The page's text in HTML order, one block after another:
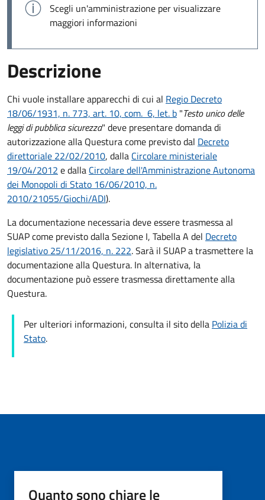
Scegli un'amministrazione per visualizzare
maggiori informazioni
Descrizione
Chi vuole installare apparecchi di cui al Regio Decreto
18/06/1931, n. 773, art. 10, com. 6, let. b "Testo unico delle
leggi di pubblica sicurezza" deve presentare domanda di
autorizzazione alla Questura come previsto dal Decreto
direttoriale 22/02/2010, dalla Circolare ministeriale
19/04/2012 e dalla Circolare dell'Amministrazione Autonoma
dei Monopoli di Stato 16/06/2010, n.
2010/21055/Giochi/ADI).
La documentazione necessaria deve essere trasmessa al
SUAP come previsto dalla Sezione I, Tabella A del Decreto
legislativo 25/11/2016, n. 222. Sarà il SUAP a trasmettere la
documentazione alla Questura. In alternativa, la
documentazione può essere trasmessa direttamente alla
Questura.
Per ulteriori informazioni, consulta il sito della Polizia di
Stato.
Quanto sono chiare le